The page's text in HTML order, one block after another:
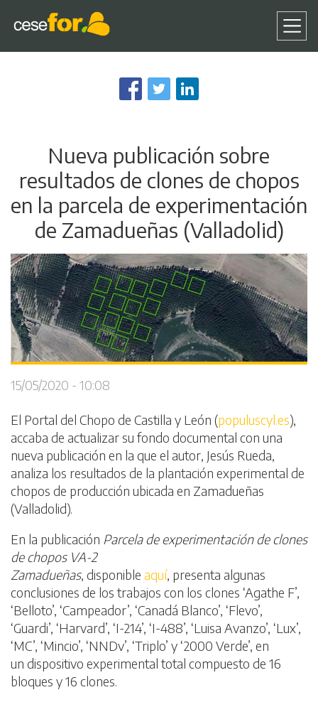
al
contenido
Nueva publicación sobre
resultados de clones de chopos
en la parcela de experimentación
de Zamadueñas (Valladolid)
15/05/2020 - 10:08
El Portal del Chopo de Castilla y León (populuscyl.es),
accaba de actualizar su fondo documental con una
nueva publicación en la que el autor, Jesús Rueda,
analiza los resultados de la plantación experimental de
chopos de producción ubicada en Zamadueñas
(Valladolid).
En la publicación Parcela de experimentación de clones
de chopos VA-2
Zamadueñas, disponible aquí, presenta algunas
conclusiones de los trabajos con los clones ‘Agathe F’,
‘Belloto’, ‘Campeador’, ‘Canadá Blanco’, ‘Flevo’,
‘Guardi’, ‘Harvard’, ‘I-214’, ‘I-488’, ‘Luisa Avanzo’, ‘Lux’,
‘MC’, ‘Mincio’, ‘NNDv’, ‘Triplo’ y ‘2000 Verde’, en
un dispositivo experimental total compuesto de 16
bloques y 16 clones.